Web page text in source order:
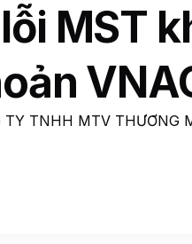
MST
TNHH MTV THƯƠNG